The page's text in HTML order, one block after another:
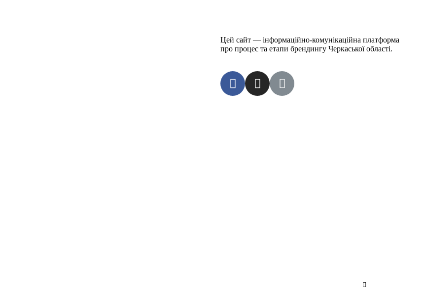
Цей сайт — інформаційно-комунікаційна платформа
про процес та етапи брендингу Черкаської області.